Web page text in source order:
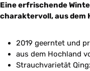
Eine erfrischende
charaktervoll, aus dem
2019 geerntet und
aus dem Hochland
Strauchvarietät